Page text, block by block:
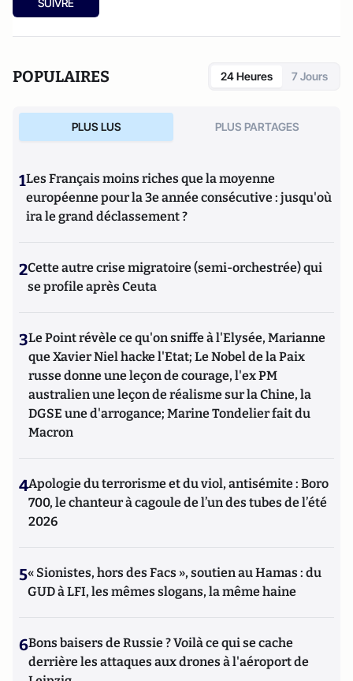
suivantce lien
SUIVRE
POPULAIRES 24 Heures 7 Jours
PLUS LUS PLUS PARTAGES
1Les Français moins riches que la moyenne
européenne pour la 3e année consécutive : jusqu'où
ira le grand déclassement ?
2Cette autre crise migratoire (semi-orchestrée) qui
se profile après Ceuta
3Le Point révèle ce qu'on sniffe à l'Elysée, Marianne
que Xavier Niel hacke l'Etat; Le Nobel de la Paix
russe donne une leçon de courage, l'ex PM
australien une leçon de réalisme sur la Chine, la
DGSE une d'arrogance; Marine Tondelier fait du
Macron
4Apologie du terrorisme et du viol, antisémite : Boro
700, le chanteur à cagoule de l’un des tubes de l’été
2026
5« Sionistes, hors des Facs », soutien au Hamas : du
GUD à LFI, les mêmes slogans, la même haine
6Bons baisers de Russie ? Voilà ce qui se cache
derrière les attaques aux drones à l'aéroport de